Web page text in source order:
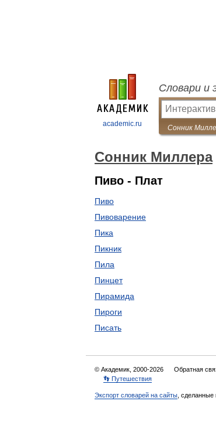
academic.ru
Словари и
Сонник
Сонник Миллера
Пиво - Плат
Пиво
Пивоварение
Пика
Пикник
Пила
Пинцет
Пирамида
Пироги
Писать
© Академик, 2000-2026 Обратная
👣 Путешествия
Экспорт словарей на сайты , сделанные